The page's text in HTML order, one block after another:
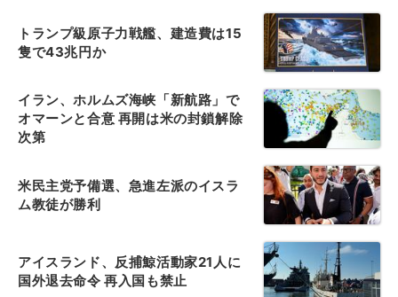
トランプ級原子力戦艦、建造費は15
隻で43兆円か
イラン、ホルムズ海峡「新航路」で
オマーンと合意 再開は米の封鎖解除
次第
米民主党予備選、急進左派のイスラ
ム教徒が勝利
アイスランド、反捕鯨活動家21人に
国外退去命令 再入国も禁止